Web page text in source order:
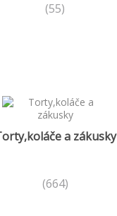
(55)
a zákusky
(664)